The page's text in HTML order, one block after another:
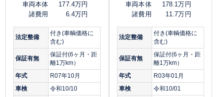
車両本体
177.4万円
諸費用
6.4万円
法定整備
付き(車輌価格に
含む)
保証有無
保証付(6ヶ月・距
離1万km）
年式
R07年10月
車検
令和10/10
車両本体
178.1万円
諸費用
11.7万円
法定整備
付き(車輌価格に
含む)
保証有無
保証付(6ヶ月・距
離1万km）
年式
R03年01月
車検
令和10/01